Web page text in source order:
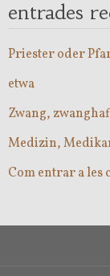
entrades
Priester oder
etwa
Zwang,
Medizin,
Com entrar a les